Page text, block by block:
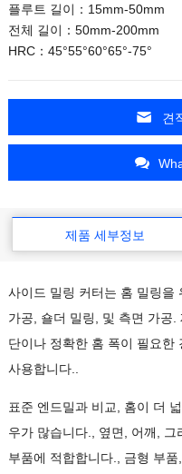
플루트 길이：15mm-50mm
전체 길이：50mm-200mm
HRC：45°55°60°65°-75°
견
제품 세부정보
사이드 밀링 커터는 홈 밀링을
가공, 숄더 밀링, 및 측면 가공
단이나 정확한 홈 폭이 필요한
사용합니다..
표준 엔드밀과 비교, 홈이 더
우가 많습니다., 옆면, 어깨,
부품에 적합합니다., 금형 부